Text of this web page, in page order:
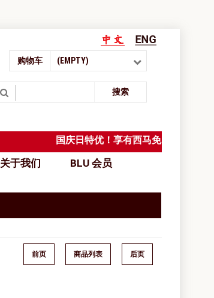
购物车 (EMPTY)
搜索
国庆日特优！享有西马免邮，凡在
关于我们 BLU 会员
前页 商品列表 后页